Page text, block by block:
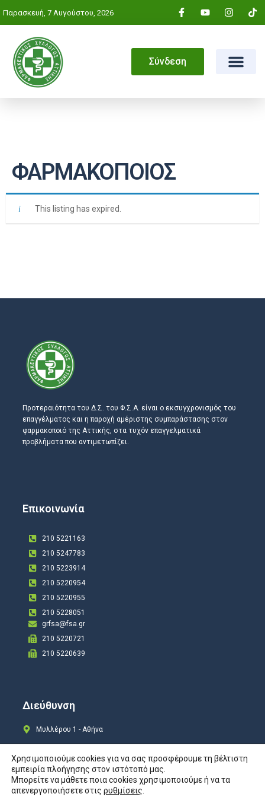
Παρασκευή, 7 Αυγούστου, 2026
Σύνδεση
ΦΑΡΜΑΚΟΠΟΙΟΣ
This listing has expired.
Προτεραιότητα του Δ.Σ. του Φ.Σ.Α. είναι ο εκσυγχρονισμός του
επαγγέλματος και η παροχή αμέριστης συμπαράστασης στον
φαρμακοποιό της Αττικής, στα τυχόν επαγγελματικά
προβλήματα που αντιμετωπίζει.
Επικοινωνία
210 5221163
210 5247783
210 5223914
210 5220954
210 5220955
210 5228051
grfsa@fsa.gr
210 5220721
210 5220639
Διεύθυνση
Μυλλέρου 1 - Αθήνα
Copyright © 2024 All rights Reserved. Design byCOSMOTE New Site4U
Χρησιμοποιούμε cookies για να σας προσφέρουμε τη βέλτιστη
εμπειρία πλοήγησης στον ιστότοπό μας.
Μπορείτε να μάθετε ποια cookies χρησιμοποιούμε ή να τα
απενεργοποιήσετε στις ρυθμίσεις